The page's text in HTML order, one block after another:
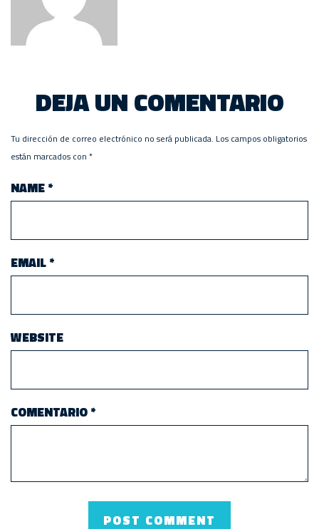
DEJA UN COMENTARIO
Tu dirección de correo electrónico no será publicada. Los campos obligatorios
están marcados con *
NAME*
EMAIL*
WEBSITE
COMENTARIO*